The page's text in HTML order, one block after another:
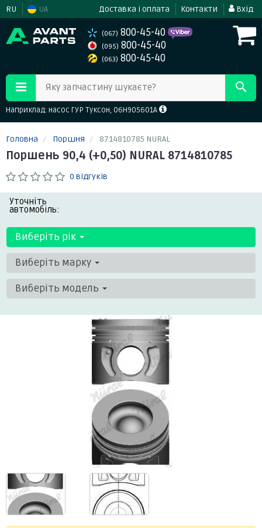
RU UA Доставка і оплата Контакти Вхід
(067) 800-45-40
(095) 800-45-40
(063) 800-45-40
Яку запчастину шукаєте?
Наприклад: насос ГУР Туксон, 06H905601A
Головна Поршня 8714810785 NURAL
Поршень 90,4 (+0,50) NURAL 8714810785
0 відгуків
Уточніть
автомобіль:
Виберіть рік
Виберіть марку
Виберіть модель